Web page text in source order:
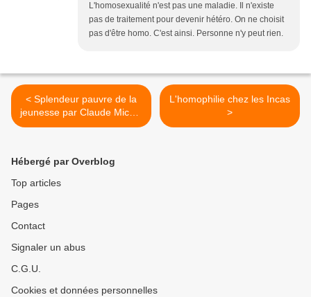
L'homosexualité n'est pas une maladie. Il n'existe
pas de traitement pour devenir hétéro. On ne choisit
pas d'être homo. C'est ainsi. Personne n'y peut rien.
< Splendeur pauvre de la
jeunesse par Claude Michel
Cluny
L'homophilie chez les Incas
>
Hébergé par Overblog
Top articles
Pages
Contact
Signaler un abus
C.G.U.
Cookies et données personnelles